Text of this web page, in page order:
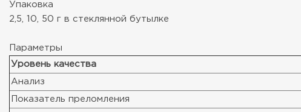
Упаковка
2,5, 10, 50 г в стеклянной бутылке
Параметры
Уровень качества
Анализ
Показатель преломления